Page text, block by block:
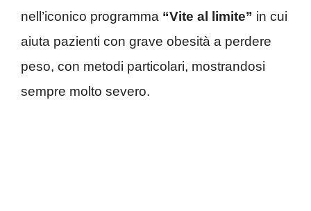
nell’iconico programma “Vite al limite” in cui
aiuta pazienti con grave obesità a perdere
peso, con metodi particolari, mostrandosi
sempre molto severo.